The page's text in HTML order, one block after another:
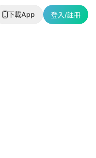
下載App 登入/註冊